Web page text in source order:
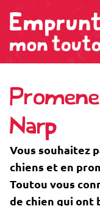
Narp
Vous souhaitez
chiens et en
Toutou vous
de chien qui ont